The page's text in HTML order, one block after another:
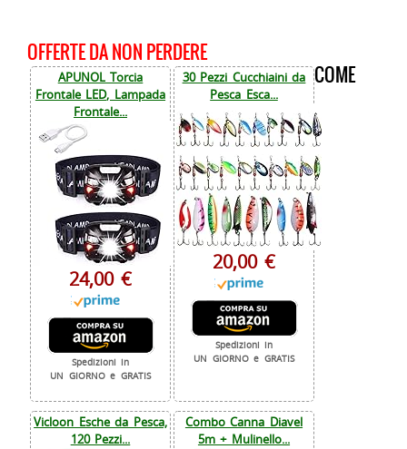
OFFERTE DA NON PERDERE
APUNOL Torcia
Frontale LED, Lampada
Frontale...
24,00 €
Spedizioni in
UN GIORNO e GRATIS
30 Pezzi Cucchiaini da
Pesca Esca...
20,00 €
Spedizioni in
UN GIORNO e GRATIS
Vicloon Esche da Pesca,
120 Pezzi...
Combo Canna Diavel
5m + Mulinello...
COME